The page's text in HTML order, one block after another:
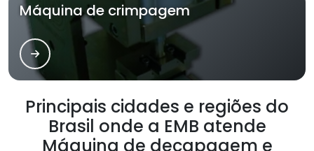
Máquina de crimpagem
Principais cidades e regiões do
Brasil onde a EMB atende
Máquina de decapagem e